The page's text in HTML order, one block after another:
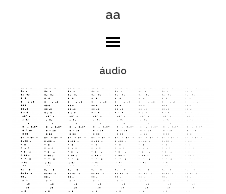
aa
áudio